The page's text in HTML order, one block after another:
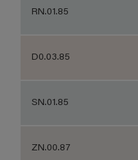
RN.01.85
D0.03.85
SN.01.85
ZN.00.87